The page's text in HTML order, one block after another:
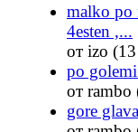
malko po
4esten ,...
от izo
po
от rambo
gore